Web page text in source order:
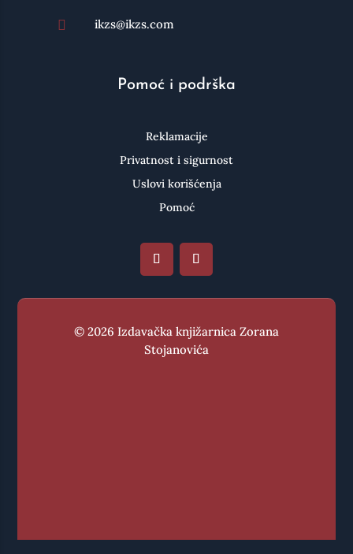
 ikzs@ikzs.com
Pomoć i podrška
Reklamacije
Privatnost i sigurnost
Uslovi korišćenja
Pomoć
© 2026 Izdavačka knjižarnica Zorana
Stojanovića